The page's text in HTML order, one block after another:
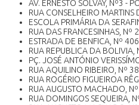
AV. ERNESTO SOLVAY, Nº3 -
RUA CONSELHEIRO
ESCOLA PRIMÁRIA DA
RUA DAS FRANCESINHAS, Nº
ESTRADA DE BENFICA, Nº
RUA REPUBLICA DA BOLIVIA,
PÇ. JOSÉ ANTÓNIO
RUA AQUILINO RIBEIRO, Nº
RUA ROGÉRIO FIGUEIROA
RUA AUGUSTO MACHADO,
RUA DOMINGOS SEQUEIRA,